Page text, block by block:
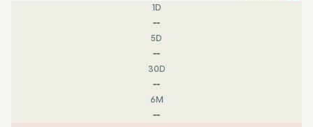
1D
--
5D
--
30D
--
6M
--